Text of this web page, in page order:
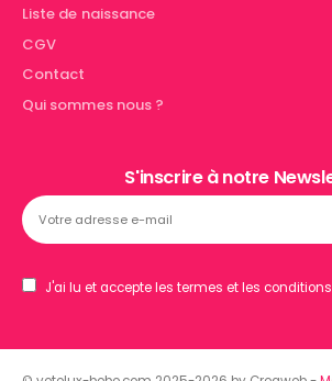
Liste de naissance
CGV
Contact
Qui sommes nous ?
S'inscrire à notre
J'ai lu et accepte les termes et les conditions